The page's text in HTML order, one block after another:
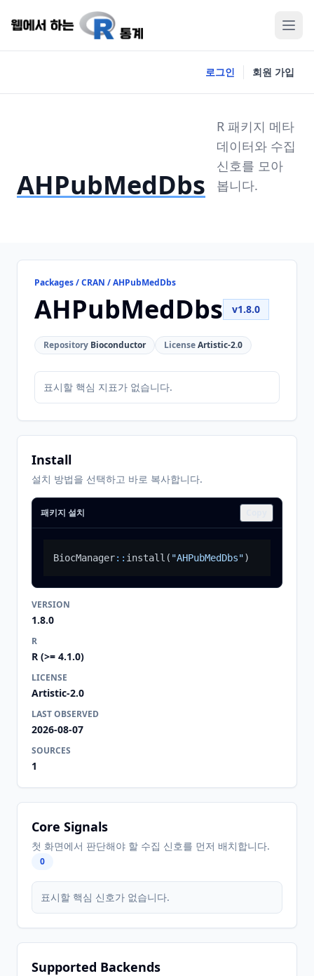
로그인 회원 가입
AHPubMedDbs
R 패키지 메타
데이터와 수집
신호를 모아
봅니다.
Packages / CRAN / AHPubMedDbs
AHPubMedDbs v1.8.0
Repository Bioconductor LicenseArtistic-2.0
표시할 핵심 지표가 없습니다.
Install
설치 방법을 선택하고 바로 복사합니다.
패키지 설치
BiocManager:: install ( "AHPubMedDbs")
VERSION
1.8.0
R
R (>= 4.1.0)
LICENSE
Artistic-2.0
LAST OBSERVED
2026-08-07
SOURCES
1
Core Signals
첫 화면에서 판단해야 할 수집 신호를 먼저 배치합니다.
0
표시할 핵심 신호가 없습니다.
Supported Backends